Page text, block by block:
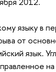
языку в
от
язык.